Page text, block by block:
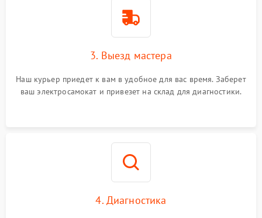
3. Выезд мастера
Наш курьер приедет к вам в удобное для вас время. Заберет
ваш электросамокат и привезет на склад для диагностики.
4. Диагностика